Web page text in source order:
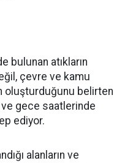
bulunan atıkların
çevre ve kamu
oluşturduğunu belirten
gece saatlerinde
ediyor.
alanların ve